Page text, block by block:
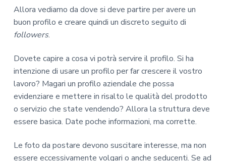
Allora vediamo da dove si deve partire per avere un
buon profilo e creare quindi un discreto seguito di
followers.
Dovete capire a cosa vi potrà servire il profilo. Si ha
intenzione di usare un profilo per far crescere il vostro
lavoro? Magari un profilo aziendale che possa
evidenziare e mettere in risalto le qualità del prodotto
o servizio che state vendendo? Allora la struttura deve
essere basica. Date poche informazioni, ma corrette.
Le foto da postare devono suscitare interesse, ma non
essere eccessivamente volgari o anche seducenti. Se ad